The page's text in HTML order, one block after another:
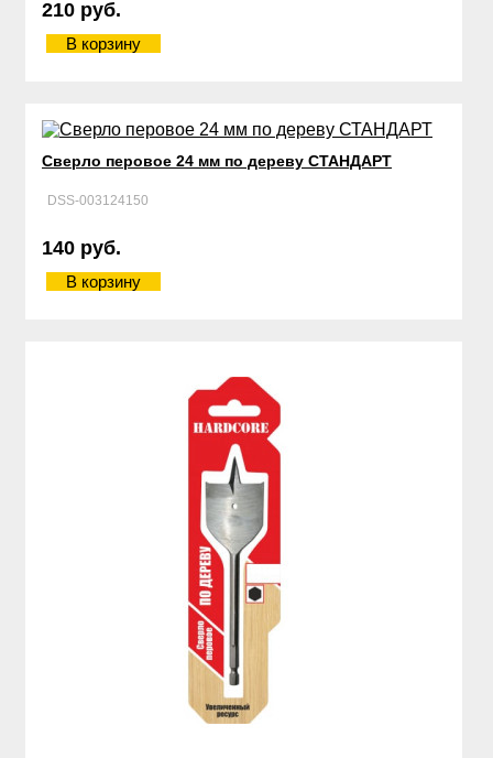
210 руб.
В корзину
Сверло перовое 24 мм по дереву СТАНДАРТ
DSS-003124150
140 руб.
В корзину